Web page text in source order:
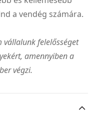
a vendég számára.
vállalunk felelősséget
amennyiben a
végzi.